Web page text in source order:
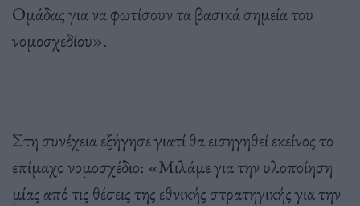
Ομάδας για να φωτίσουν τα βασικά σημεία του
νομοσχεδίου».
Στη συνέχεια εξήγησε γιατί θα εισηγηθεί εκείνος το
επίμαχο νομοσχέδιο: «Μιλάμε για την υλοποίηση
μίας από τις θέσεις της εθνικής στρατηγικής για την